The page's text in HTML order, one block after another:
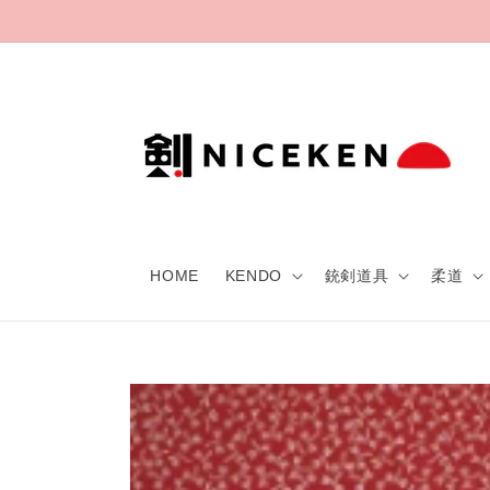
HOME KENDO 銃剣道具 柔道
Skip to
product
information